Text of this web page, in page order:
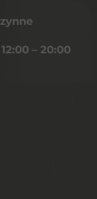
12:00 – 20:00